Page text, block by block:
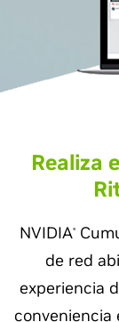
Realiza
NVIDIA®
de red
experiencia